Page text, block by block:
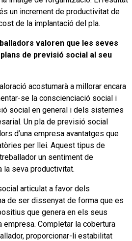
un increment de productivitat de
de la implantació del pla.
valoren que les seves
de previsió social al seu
acostumarà a millorar encara
se la conscienciació social i
social en general i dels sistemes
Un pla de previsió social
d’una empresa avantatges que
per llei. Aquest tipus de
un sentiment de
la seva productivitat.
articulat a favor dels
de ser dissenyat de forma que es
que genera en els seus
Completar la cobertura
proporcionar-li estabilitat